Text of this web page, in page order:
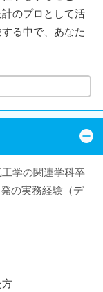
のプロとして活
る中で、あなた
工学の関連学科卒
の実務経験（デ